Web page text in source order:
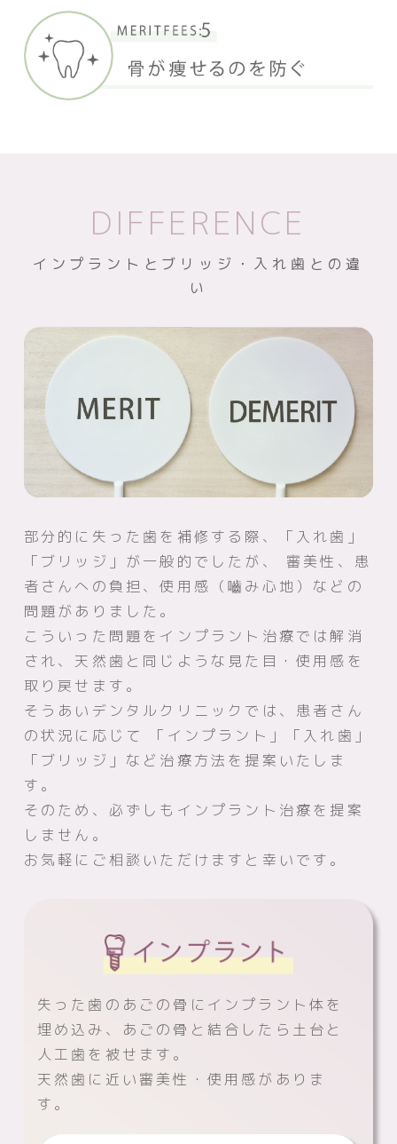
DIFFERENCE
インプラントとブリッジ・入れ歯との違
い
部分的に失った歯を補修する際、「入れ歯」
「ブリッジ」が一般的でしたが、
審美性、患
者さんへの負担、使用感（嚙み心地）などの
問題がありました。
こういった問題をインプラント治療では解消
され、天然歯と同じような見た目・使用感を
取り戻せます。
そうあいデンタルクリニックでは、患者さん
の状況に応じて
「インプラント」「入れ歯」
「ブリッジ」など治療方法を提案いたしま
す。
そのため、必ずしもインプラント治療を提案
しません。
お気軽にご相談いただけますと幸いです。
失った歯のあごの骨にインプラント体を
埋め込み、あごの骨と結合したら土台と
人工歯を被せます。
天然歯に近い審美性・使用感がありま
す。